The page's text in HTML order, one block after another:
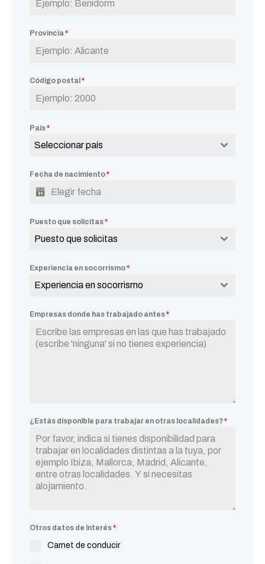
Provincia*
Código postal *
País*
Seleccionar país
Fecha de nacimiento*
Puesto que solicitas*
Puesto que solicitas
Experiencia en socorrismo*
Experiencia en socorrismo
Empresas donde has trabajado antes*
¿Estás disponible para trabajar en otras localidades?*
Otros datos de interés*
Carnet de conducir